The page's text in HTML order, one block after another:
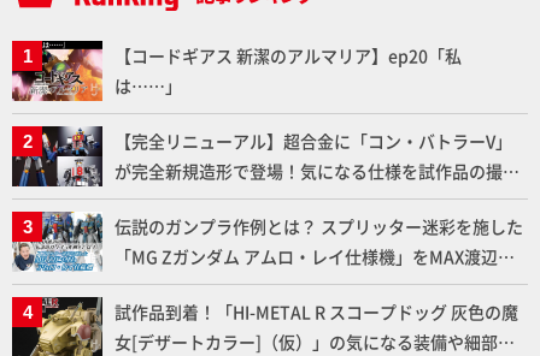
【コードギアス 新潔のアルマリア】ep20「私
は……」
【完全リニューアル】超合金に「コン・バトラーV」
が完全新規造形で登場！気になる仕様を試作品の撮り
下ろしでご紹介!!さらに「大鉄人17」＆「ワンエイ
ト」セット情報もお届け！【超合金の魂】
伝説のガンプラ作例とは？ スプリッター迷彩を施した
「MG Zガンダム アムロ・レイ仕様機」をMAX渡辺が
ふたたび塗る!!【試し読み】
試作品到着！「HI-METAL R スコープドッグ 灰色の魔
女[デザートカラー]（仮）」の気になる装備や細部な